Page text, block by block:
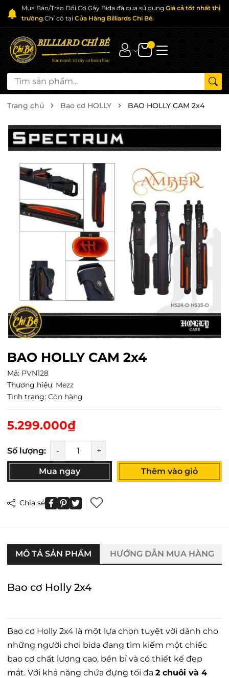
Mua Bán/Trao Đổi Cơ Gậy Bida đã qua sử dụng Giá cả tốt nhất thị
trường.Chỉ có tại Cửa Hàng Billiards Chí Bé.
Trang chủ Bao cơ HOLLY BAO HOLLY CAM 2x4
BAO HOLLY CAM 2x4
Mã: PVN128
Thương hiệu: Mezz
Tình trạng: Còn hàng
5.299.000₫
Số lượng: - +
Mua ngay Thêm vào giỏ
Chia sẻ
MÔ TẢ SẢN PHẨM HƯỚNG DẪN MUA HÀNG
Bao cơ Holly 2x4
Bao cơ Holly 2x4 là một lựa chọn tuyệt vời dành cho
những người chơi bida đang tìm kiếm một chiếc
bao cơ chất lượng cao, bền bỉ và có thiết kế đẹp
mắt. Với khả năng chứa đựng tối đa 2 chuôi và 4